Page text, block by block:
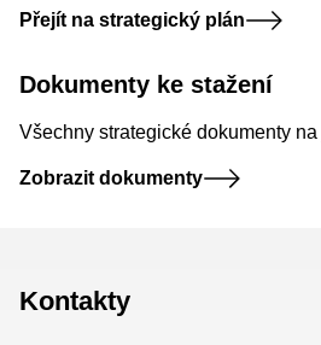
Přejít na strategický plán
Dokumenty ke stažení
Všechny strategické dokumenty
Zobrazit dokumenty
Kontakty